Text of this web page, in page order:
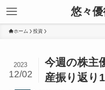
悠々
ホーム 投資
今週の株主
産振り返り
2023
12/02